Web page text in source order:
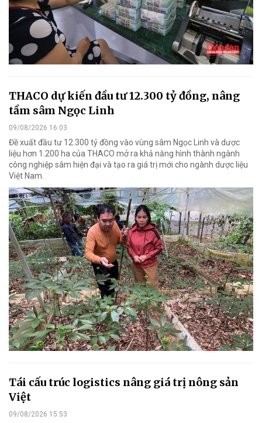
THACO dự kiến đầu tư 12.300 tỷ đồng, nâng
tầm sâm Ngọc Linh
09/08/2026 16:03
Đề xuất đầu tư 12.300 tỷ đồng vào vùng sâm Ngọc Linh và dược
liệu hơn 1.200 ha của THACO mở ra khả năng hình thành ngành
công nghiệp sâm hiện đại và tạo ra giá trị mới cho ngành dược liệu
Việt Nam.
Tái cấu trúc logistics nâng giá trị nông sản
Việt
09/08/2026 15:53